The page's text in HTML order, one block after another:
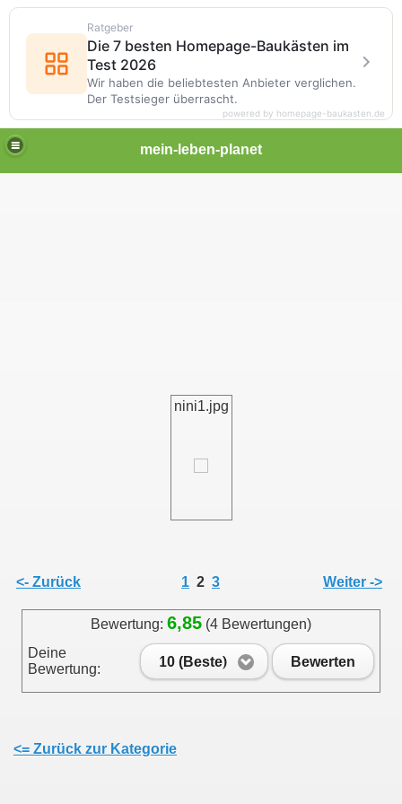
mein-leben-planet
nini1.jpg
<- Zurück 1 2 3 Weiter ->
Bewertung: 6,85 (4 Bewertungen)
Deine
Bewertung:
10 (Beste) Bewerten
<= Zurück zur Kategorie
Ratgeber
Die 7 besten Homepage-Baukästen im
Test 2026
Wir haben die beliebtesten Anbieter verglichen.
Der Testsieger überrascht.
powered by homepage-baukasten.de